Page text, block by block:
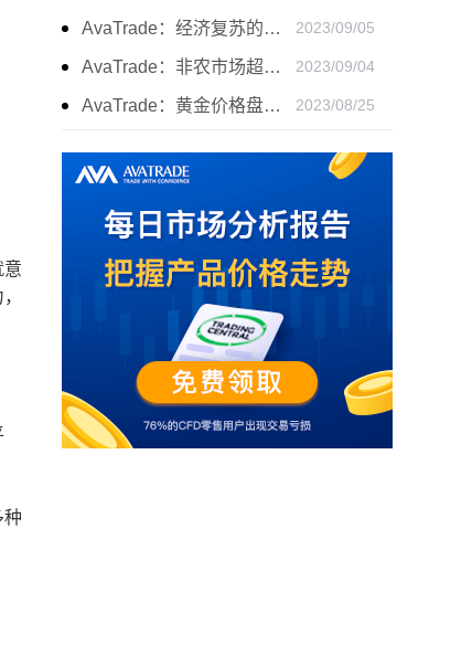
AvaTrade：经济复苏的刺激下，黄金保持震荡继续走跌 2023/09/05
AvaTrade：非农市场超过预期，黄金价格震荡 2023/09/04
AvaTrade：黄金价格盘内开启窄幅慢跌行情 2023/08/25